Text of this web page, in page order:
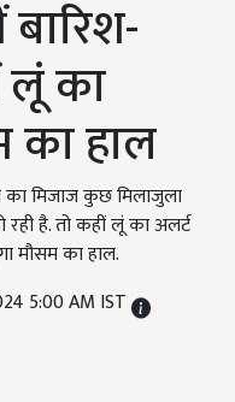
लूं का
का हाल
मिजाज कुछ मिलाजुला
है. तो कहीं लूं का अलर्ट
मौसम का हाल.
5:00 AM IST